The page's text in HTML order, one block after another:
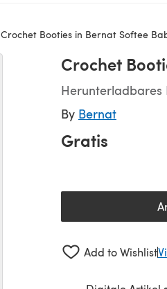
Crochet Booties in Bernat Softee
Crochet
Herunterladbares
By Bernat
Gratis
Add to Wishlist